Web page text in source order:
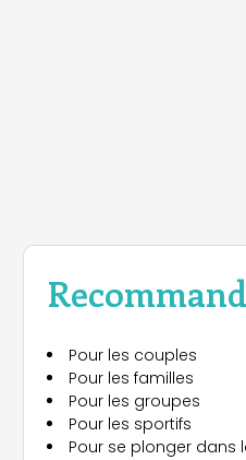
Pour les couples
Pour les familles
Pour les groupes
Pour les sportifs
Pour se plonger dans